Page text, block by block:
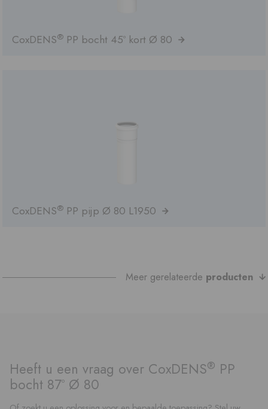
CoxDENS® PP bocht 45º kort Ø 80
CoxDENS® PP pijp Ø 80 L1950
Meer gerelateerde producten
Heeft u een vraag over CoxDENS® PP
bocht 87º Ø 80